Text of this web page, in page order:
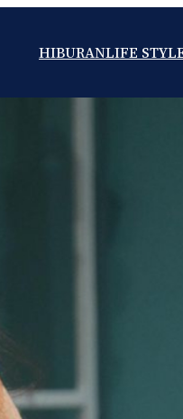
HIBURANLIFE